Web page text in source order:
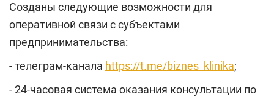
Созданы следующие возможности для
оперативной связи с субъектами
предпринимательства:
- телеграм-канала https://t.me/biznes_klinika;
- 24-часовая система оказания консультации по